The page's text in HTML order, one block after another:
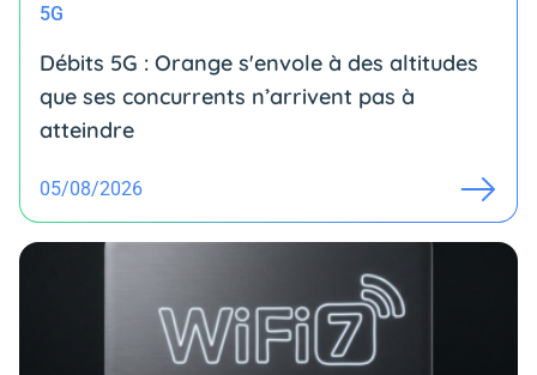
5G
Débits 5G : Orange s'envole à des altitudes
que ses concurrents n’arrivent pas à
atteindre
05/08/2026